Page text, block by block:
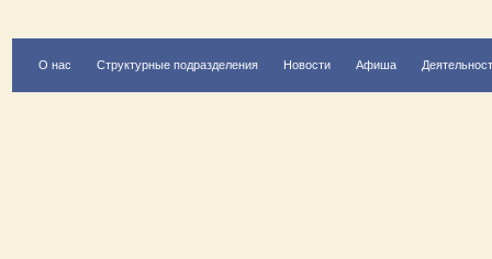
О нас Структурные подразделения Новости Афиша